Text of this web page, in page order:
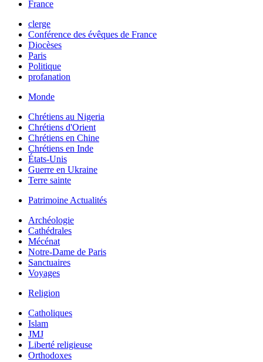
France
clerge
Conférence des évêques de France
Diocèses
Paris
Politique
profanation
Monde
Chrétiens au Nigeria
Chrétiens d'Orient
Chrétiens en Chine
Chrétiens en Inde
États-Unis
Guerre en Ukraine
Terre sainte
Patrimoine Actualités
Archéologie
Cathédrales
Mécénat
Notre-Dame de Paris
Sanctuaires
Voyages
Religion
Catholiques
Islam
JMJ
Liberté religieuse
Orthodoxes